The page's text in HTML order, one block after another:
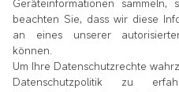
Geräteinformationen
beachten Sie, dass wir diese
an eines unserer
können.
Um Ihre Datenschutzrechte
Datenschutzpolitik zu